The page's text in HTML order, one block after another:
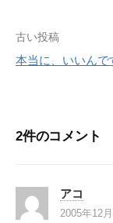
投
稿
ビ
ー
シ
古い投稿
本当に、いいんで
2件のコメント
アコ
2005年12